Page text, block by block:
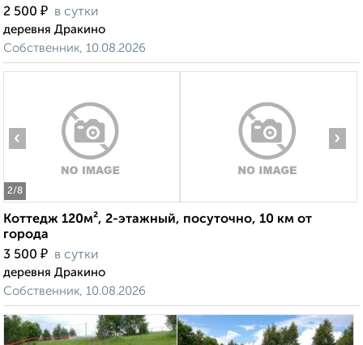
2 500 ₽ в сутки
деревня Дракино
Собственник, 10.08.2026
2/8
‹ ›
Коттедж 120м², 2-этажный, посуточно, 10 км от
города
3 500 ₽ в сутки
деревня Дракино
Собственник, 10.08.2026